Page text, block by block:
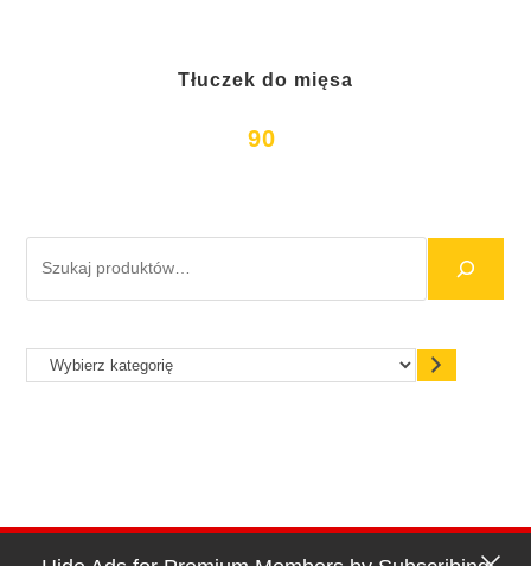
Tłuczek do mięsa
90